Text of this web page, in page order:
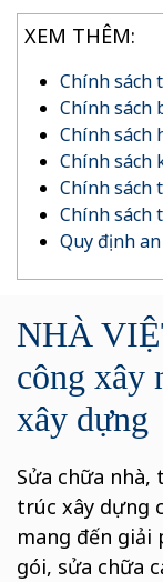
XEM THÊM:
Chính sách
Chính sách
Chính sách
Chính sách
Chính sách
Chính sách
Quy định
NHÀ
công xây
xây dựng
Sửa chữa
trúc xây dựng
mang đến giải
gói, sửa chữa